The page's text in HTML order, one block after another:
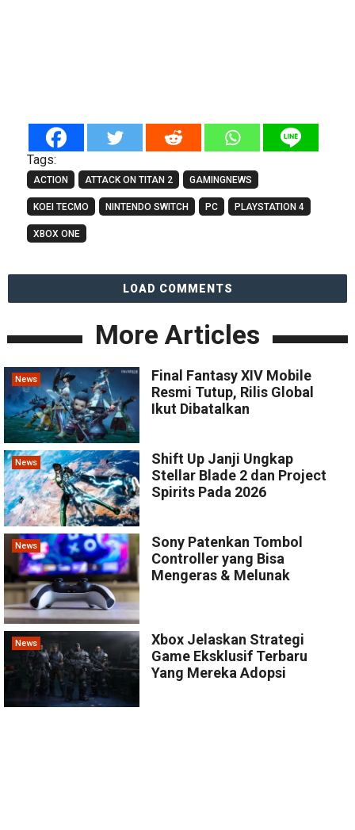
Tags:
ACTION ATTACK ON TITAN 2 GAMINGNEWS
KOEI TECMO NINTENDO SWITCH PC PLAYSTATION 4
XBOX ONE
LOAD COMMENTS
More Articles
News
Final Fantasy XIV Mobile
Resmi Tutup, Rilis Global
Ikut Dibatalkan
News
Shift Up Janji Ungkap
Stellar Blade 2 dan Project
Spirits Pada 2026
News
Sony Patenkan Tombol
Controller yang Bisa
Mengeras & Melunak
News
Xbox Jelaskan Strategi
Game Eksklusif Terbaru
Yang Mereka Adopsi